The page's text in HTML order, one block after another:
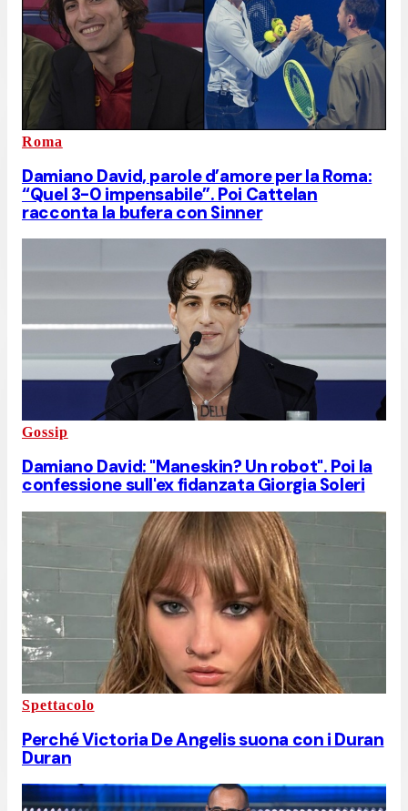
Roma
Damiano David, parole d’amore per la Roma:
“Quel 3-0 impensabile”. Poi Cattelan
racconta la bufera con Sinner
Gossip
Damiano David: "Maneskin? Un robot". Poi la
confessione sull'ex fidanzata Giorgia Soleri
Spettacolo
Perché Victoria De Angelis suona con i Duran
Duran